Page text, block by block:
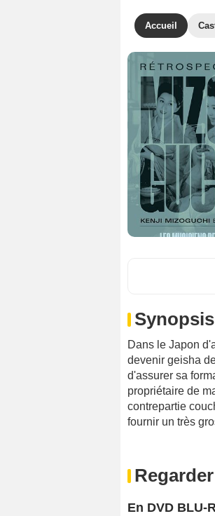
Accueil
Synopsis
Dans le Japon
devenir geisha
d'assurer sa
propriétaire de
contrepartie
fournir un très
En DVD BLU-